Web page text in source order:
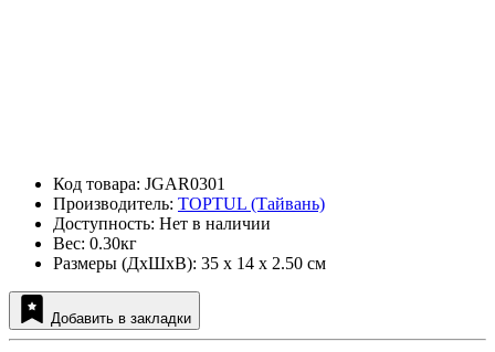
Код товара: JGAR0301
Производитель: TOPTUL (Тайвань)
Доступность: Нет в наличии
Вес: 0.30кг
Размеры (ДxШxВ): 35 x 14 x 2.50 см
Добавить в закладки